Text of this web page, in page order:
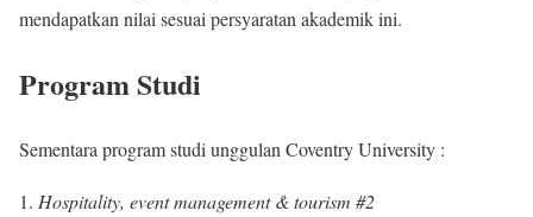
mendapatkan nilai sesuai persyaratan akademik ini.
Program Studi
Sementara program studi unggulan Coventry University :
Hospitality, event management & tourism #2